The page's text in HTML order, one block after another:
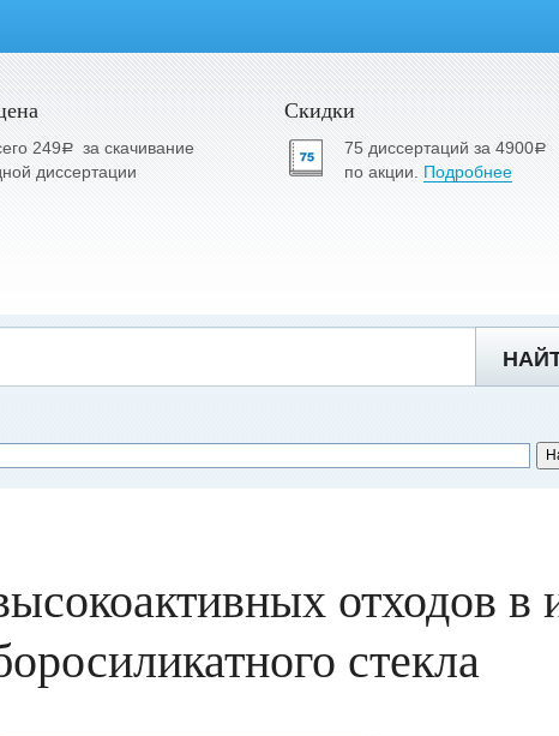
249a за скачивание
диссертации
Скидки
75 диссертаций за 4900a
по акции. Подробнее
отходов в
стекла